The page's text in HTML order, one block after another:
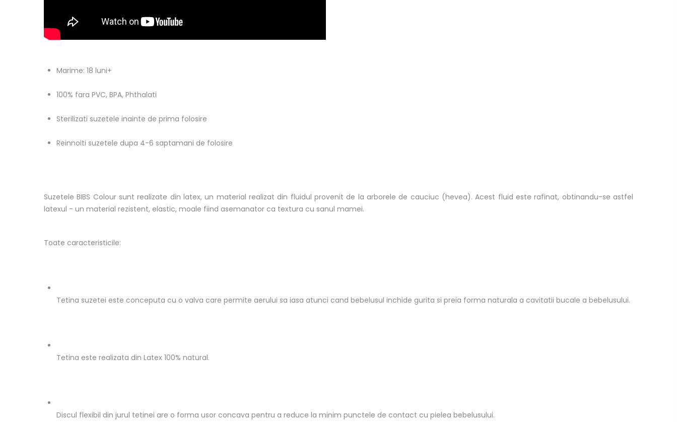
Marime: 18 luni+
100% fara PVC, BPA, Phthalati
Sterilizati suzetele inainte de prima folosire
Reinnoiti suzetele dupa 4-6 saptamani de folosire
Suzetele BIBS Colour sunt realizate din latex, un material realizat din fluidul provenit de la arborele de cauciuc (hevea). Acest fluid este rafinat, obtinandu-se astfel
latexul - un material rezistent, elastic, moale fiind asemanator ca textura cu sanul mamei.
Toate caracteristicile:
Tetina suzetei este conceputa cu o valva care permite aerului sa iasa atunci cand bebelusul inchide gurita si preia forma naturala a cavitatii bucale a bebelusului.
Tetina este realizata din Latex 100% natural.
Discul flexibil din jurul tetinei are o forma usor concava pentru a reduce la minim punctele de contact cu pielea bebelusului.